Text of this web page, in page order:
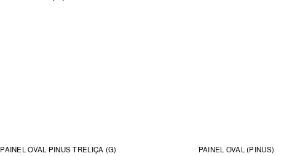
PAINEL OVAL PINUS TRELIÇA (G) PAINEL OVAL (PINUS)